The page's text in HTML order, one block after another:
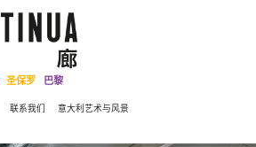
圣保罗
巴黎
联系我们 意大利艺术与风景